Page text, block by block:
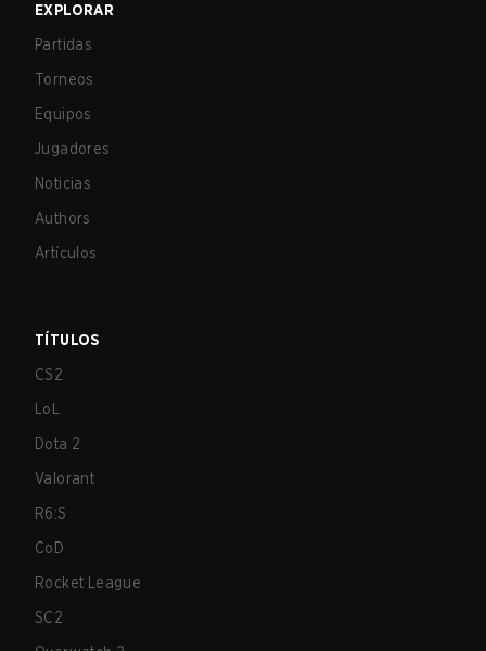
EXPLORAR
Partidas
Torneos
Equipos
Jugadores
Noticias
Authors
Artículos
TÍTULOS
CS2
LoL
Dota 2
Valorant
R6:S
CoD
Rocket League
SC2